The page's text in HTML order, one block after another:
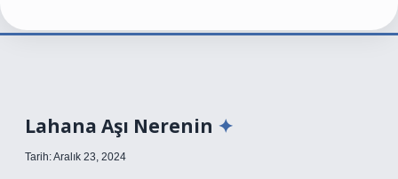
Lahana Aşı Nerenin
Tarih: Aralık 23, 2024